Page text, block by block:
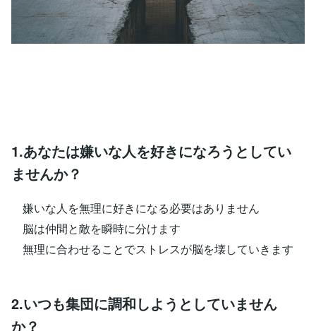
1.あなたは嫌いな人を好きになろうとしてい
ませんか？
嫌いな人を無理に好きになる必要はありません
脳は仲間と敵を瞬時に分けます
無理に合わせることでストレスが脳を壊していきます
2.いつも集団に調和しようとしていません
か？